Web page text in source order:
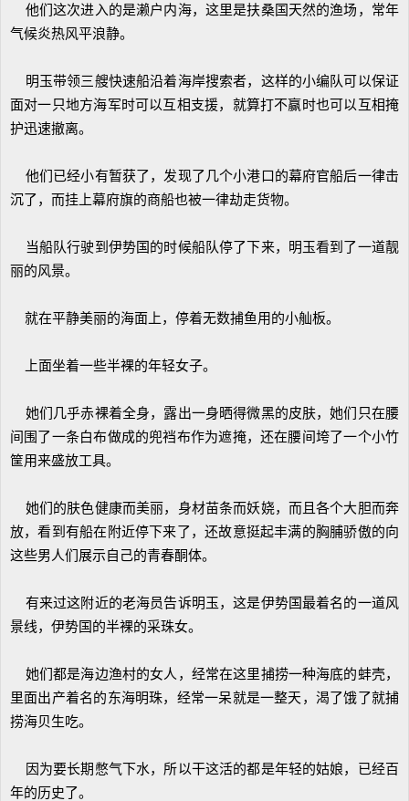
他们这次进入的是濑户内海，这里是扶桑国天然的渔场，常年
气候炎热风平浪静。
明玉带领三艘快速船沿着海岸搜索者，这样的小编队可以保证
面对一只地方海军时可以互相支援，就算打不赢时也可以互相掩
护迅速撤离。
他们已经小有暂获了，发现了几个小港口的幕府官船后一律击
沉了，而挂上幕府旗的商船也被一律劫走货物。
当船队行驶到伊势国的时候船队停了下来，明玉看到了一道靓
丽的风景。
就在平静美丽的海面上，停着无数捕鱼用的小舢板。
上面坐着一些半裸的年轻女子。
她们几乎赤裸着全身，露出一身晒得微黑的皮肤，她们只在腰
间围了一条白布做成的兜裆布作为遮掩，还在腰间垮了一个小竹
筐用来盛放工具。
她们的肤色健康而美丽，身材苗条而妖娆，而且各个大胆而奔
放，看到有船在附近停下来了，还故意挺起丰满的胸脯骄傲的向
这些男人们展示自己的青春酮体。
有来过这附近的老海员告诉明玉，这是伊势国最着名的一道风
景线，伊势国的半裸的采珠女。
她们都是海边渔村的女人，经常在这里捕捞一种海底的蚌壳，
里面出产着名的东海明珠，经常一呆就是一整天，渴了饿了就捕
捞海贝生吃。
因为要长期憋气下水，所以干这活的都是年轻的姑娘，已经百
年的历史了。